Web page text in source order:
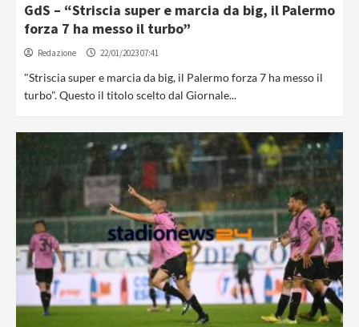
GdS – “Striscia super e marcia da big, il Palermo
forza 7 ha messo il turbo”
Redazione 22/01/2023 07:41
"Striscia super e marcia da big, il Palermo forza 7 ha messo il
turbo". Questo il titolo scelto dal Giornale...